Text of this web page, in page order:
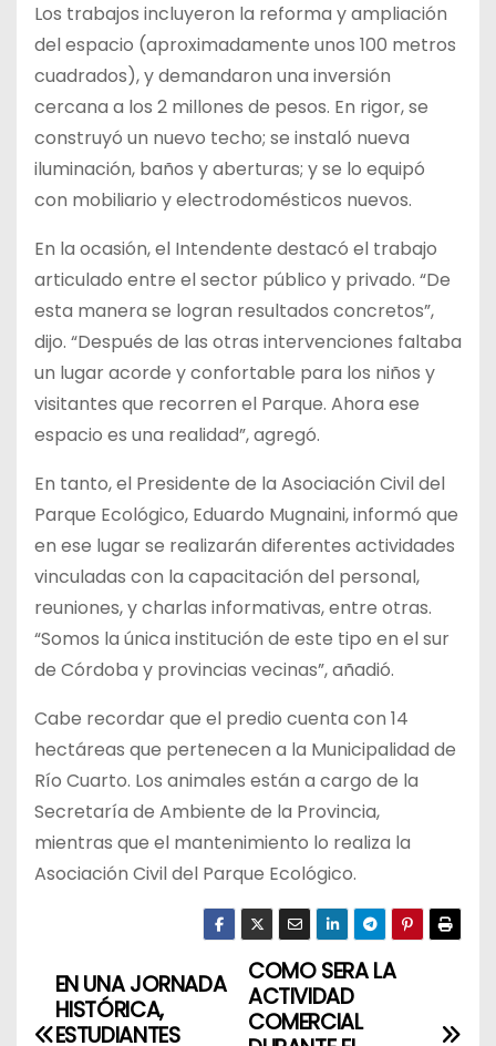
Los trabajos incluyeron la reforma y ampliación
del espacio (aproximadamente unos 100 metros
cuadrados), y demandaron una inversión
cercana a los 2 millones de pesos. En rigor, se
construyó un nuevo techo; se instaló nueva
iluminación, baños y aberturas; y se lo equipó
con mobiliario y electrodomésticos nuevos.
En la ocasión, el Intendente destacó el trabajo
articulado entre el sector público y privado. “De
esta manera se logran resultados concretos”,
dijo. “Después de las otras intervenciones faltaba
un lugar acorde y confortable para los niños y
visitantes que recorren el Parque. Ahora ese
espacio es una realidad”, agregó.
En tanto, el Presidente de la Asociación Civil del
Parque Ecológico, Eduardo Mugnaini, informó que
en ese lugar se realizarán diferentes actividades
vinculadas con la capacitación del personal,
reuniones, y charlas informativas, entre otras.
“Somos la única institución de este tipo en el sur
de Córdoba y provincias vecinas”, añadió.
Cabe recordar que el predio cuenta con 14
hectáreas que pertenecen a la Municipalidad de
Río Cuarto. Los animales están a cargo de la
Secretaría de Ambiente de la Provincia,
mientras que el mantenimiento lo realiza la
Asociación Civil del Parque Ecológico.
N
a
COMO SERA LA
ACTIVIDAD
COMERCIAL
EN UNA JORNADA
HISTÓRICA,
ESTUDIANTES